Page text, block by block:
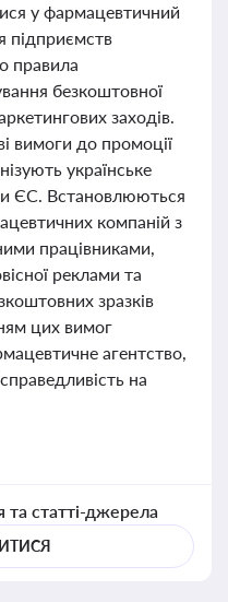
у фармацевтичний
підприємств
правила
безкоштовної
заходів.
вимоги до промоції
українське
ЄС. Встановлюються
компаній з
працівниками,
реклами та
зразків
цих вимог
агентство,
на
статті-джерела